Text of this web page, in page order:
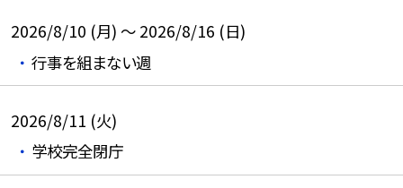
2026/8/10 (月) ～ 2026/8/16 (日)
行事を組まない週
2026/8/11 (火)
学校完全閉庁